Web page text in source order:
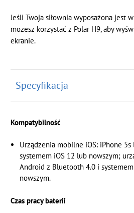
Jeśli Twoja siłownia wyposażona jest
możesz korzystać z Polar H9, aby
ekranie.
Specyfikacja
Kompatybilność
Urządzenia mobilne iOS: iPhone
systemem iOS 12 lub nowszym;
Android z Bluetooth 4.0 i
nowszym.
Czas pracy baterii